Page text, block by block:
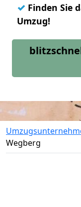
✓ Finden Sie
Umzug!
Wegberg